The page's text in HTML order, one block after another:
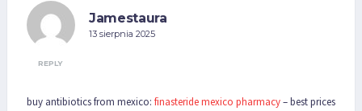
Jamestaura
13 sierpnia 2025
REPLY
buy antibiotics from mexico: finasteride mexico pharmacy– best prices